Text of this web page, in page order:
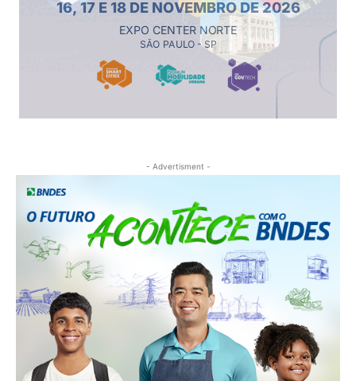
- Advertisment -